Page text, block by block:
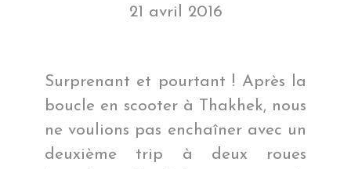
21 avril 2016
Surprenant et pourtant ! Après la
boucle en scooter à Thakhek, nous
ne voulions pas enchaîner avec un
deuxième trip à deux roues